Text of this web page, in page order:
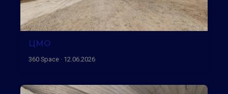
ЦМО
360 Space · 12.06.2026